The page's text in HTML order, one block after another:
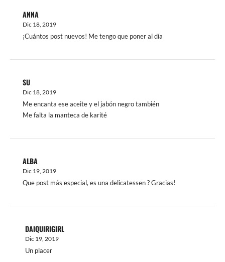
ANNA
Dic 18, 2019
¡Cuántos post nuevos! Me tengo que poner al día
SU
Dic 18, 2019
Me encanta ese aceite y el jabón negro también
Me falta la manteca de karité
ALBA
Dic 19, 2019
Que post más especial, es una delicatessen ? Gracias!
DAIQUIRIGIRL
Dic 19, 2019
Un placer